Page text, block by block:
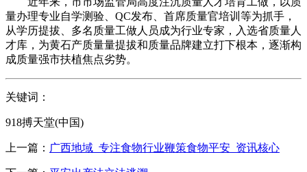
量办理专业自学测验、QC发布、首席质量官培训等为抓手，
从学历提拔、多名质量工做人员成为行业专家，入选省质量人
才库，为黄石产质量量提拔和质量品牌建立打下根本，逐渐构
成质量强市扶植焦点劣势。
关键词：
918搏天堂(中国)
上一篇： 广西地域_专注食物行业鞭策食物平安_资讯核心